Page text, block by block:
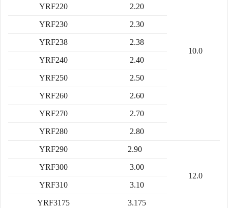
10.0
YRF220 2.20
YRF230 2.30
YRF238 2.38
YRF240 2.40
YRF250 2.50
YRF260 2.60
YRF270 2.70
YRF280 2.80
YRF290 2.90
12.0
YRF300 3.00
YRF310 3.10
YRF3175 3.175